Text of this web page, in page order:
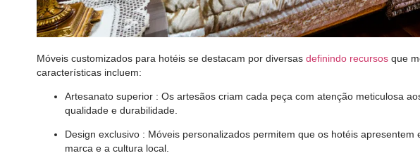
Móveis customizados para hotéis se destacam por diversas definindo recursos que
características incluem:
Artesanato superior : Os artesãos criam cada peça com atenção meticulosa
qualidade e durabilidade.
Design exclusivo : Móveis personalizados permitem que os hotéis
marca e a cultura local.